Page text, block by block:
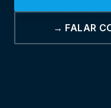
→ FALAR